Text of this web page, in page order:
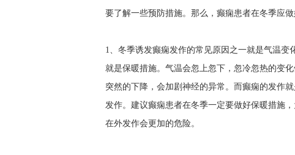
要了解一些预防措施。那么，癫痫患者在冬季应
1、冬季诱发癫痫发作的常见原因之一就是气温
就是保暖措施。气温会忽上忽下，忽冷忽热的变
突然的下降，会加剧神经的异常。而癫痫的发作
发作。建议癫痫患者在冬季一定要做好保暖措施
在外发作会更加的危险。